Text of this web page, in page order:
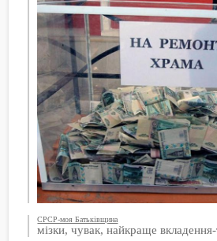
СРСР-моя Батьківщина
мізки, чувак, найкраще вкладення-